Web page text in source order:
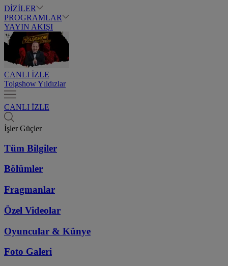
DİZİLER
PROGRAMLAR
YAYIN AKIŞI
CANLI İZLE
Tolgshow Yıldızlar
CANLI İZLE
İşler Güçler
Tüm Bilgiler
Bölümler
Fragmanlar
Özel Videolar
Oyuncular & Künye
Foto Galeri